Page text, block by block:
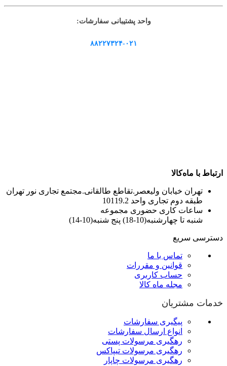
واحد پشتیبانی سفارشات:
۸۸۲۲۷۳۲۴-۰۲۱
ارتباط با ماه‌کالا
تهران خیابان ولیعصر.تقاطع طالقانی.مجتمع تجاری نور تهران
طبقه دوم تجاری واحد 10119.2
ساعات کاری حضوری مجموعه
شنبه تا چهارشنبه(10-18) پنج شنبه(10-14)
دسترسی سریع
تماس با ما
قوانین و مقررات
حساب کاربری
مجله ماه کالا
خدمات مشتریان
پیگیری سفارشات
انواع ارسال سفارشات
رهگیری مرسولات پستی
رهگیری مرسولات تیپاکس
رهگیری مرسولات چاپار